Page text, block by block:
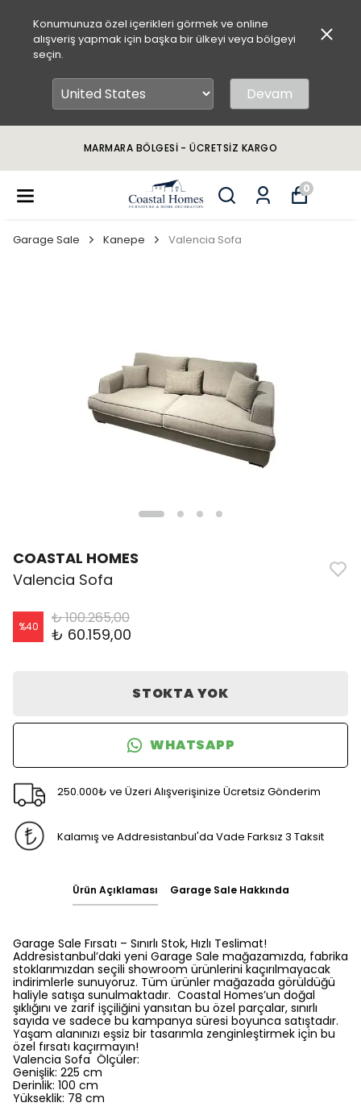
Konumunuza özel içerikleri görmek ve online
alışveriş yapmak için başka bir ülkeyi veya bölgeyi
seçin.
Devam
MARMARA BÖLGESİ - ÜCRETSİZ KARGO
0
Garage Sale Kanepe Valencia Sofa
COASTAL HOMES
Valencia Sofa
%40 ₺ 100.265,00
₺ 60.159,00
STOKTA YOK
WHATSAPP
250.000₺ ve Üzeri Alışverişinize Ücretsiz Gönderim
Kalamış ve Addresistanbul'da Vade Farksız 3 Taksit
Ürün Açıklaması Garage Sale Hakkında
Garage Sale Fırsatı – Sınırlı Stok, Hızlı Teslimat!
Addresistanbul’daki yeni Garage Sale mağazamızda, fabrika
stoklarımızdan seçili showroom ürünlerini kaçırılmayacak
indirimlerle sunuyoruz. Tüm ürünler mağazada görüldüğü
haliyle satışa sunulmaktadır. Coastal Homes’un doğal
şıklığını ve zarif işçiliğini yansıtan bu özel parçalar, sınırlı
sayıda ve sadece bu kampanya süresi boyunca satıştadır.
Yaşam alanınızı eşsiz bir tasarımla zenginleştirmek için bu
özel fırsatı kaçırmayın!
Valencia Sofa Ölçüler:
Genişlik: 225 cm
Derinlik: 100 cm
Yükseklik: 78 cm